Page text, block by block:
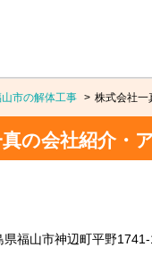
市の解体工事 株式会社一
の会社紹介・
福山市神辺町平野1741-